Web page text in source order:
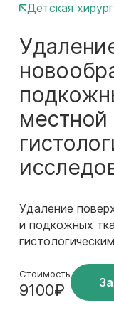
Детская
местной
Удаление
и подкожных
Стоимость
9100₽